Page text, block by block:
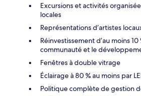
Excursions et activités
locales
Représentations d’artistes
Réinvestissement d’au moins
communauté et le
Fenêtres à double vitrage
Éclairage à 80 % au moins par
Politique complète de gestion